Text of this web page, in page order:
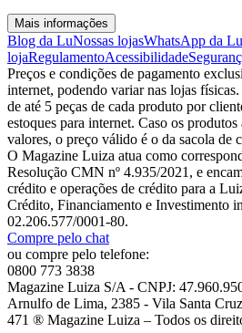
Mais informações
Blog da LuNossas lojasWhatsApp da Lu
lojaRegulamentoAcessibilidade
Preços e condições de pagamento
internet, podendo variar nas lojas
de até 5 peças de cada produto por
estoques para internet. Caso os
valores, o preço válido é o da sacola de
O Magazine Luiza atua como
Resolução CMN nº 4.935/2021, e
crédito e operações de crédito para a
Crédito, Financiamento e Investimento
02.206.577/0001-80.
Compre pelo chat
ou compre pelo telefone:
0800 773 3838
Magazine Luiza S/A - CNPJ:
Arnulfo de Lima, 2385 - Vila Santa
471 ® Magazine Luiza – Todos os